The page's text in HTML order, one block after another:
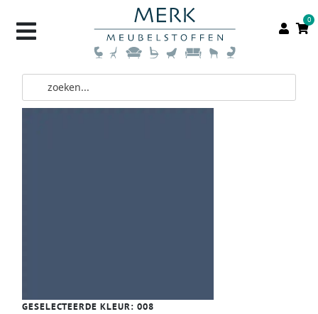
0
GESELECTEERDE KLEUR: 008